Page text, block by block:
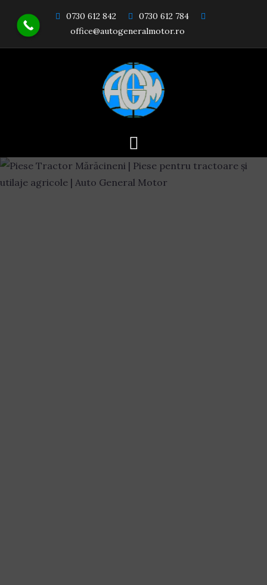
0730 612 842
0730 612 784
office@autogeneralmotor.ro